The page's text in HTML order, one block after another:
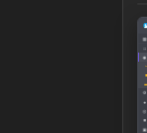
▦
□
◉
◔
■
⚙
●
◎
■
▣